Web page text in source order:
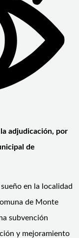
adjudicación, por
de
en la localidad
de Monte
subvención
y mejoramiento